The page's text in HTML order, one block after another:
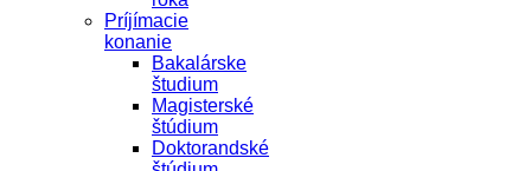
Príjímacie
konanie
Bakalárske
študium
Magisterské
štúdium
Doktorandské